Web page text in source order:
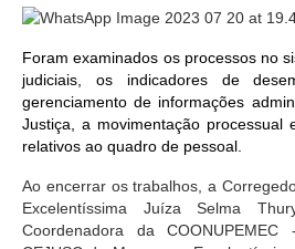
Portal dos Precatórios e
Programa Aprendizagem
Protocolo Eletrônico
Suspensão e Prorrogação de
Busca Geral
Portal de Doações do TRT11
Foram examinados os processos no
judiciais, os indicadores de
gerenciamento de informações
Justiça, a movimentação processual
relativos ao quadro de pessoal.
Ao encerrar os trabalhos, a
Excelentíssima Juíza Selma
Coordenadora da